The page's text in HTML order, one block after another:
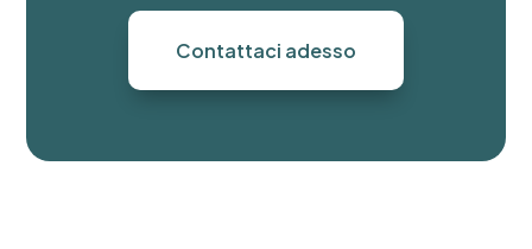
Contattaci adesso